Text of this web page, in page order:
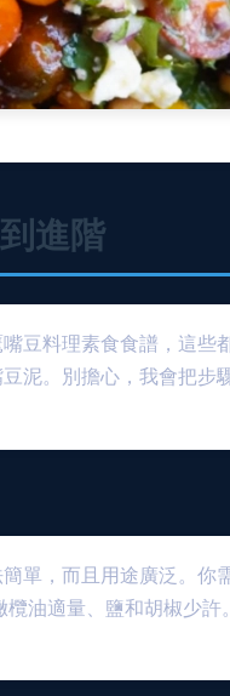
進階
豆料理素食食譜，這些
泥。別擔心，我會把步
單，而且用途廣泛。
油適量、鹽和胡椒少